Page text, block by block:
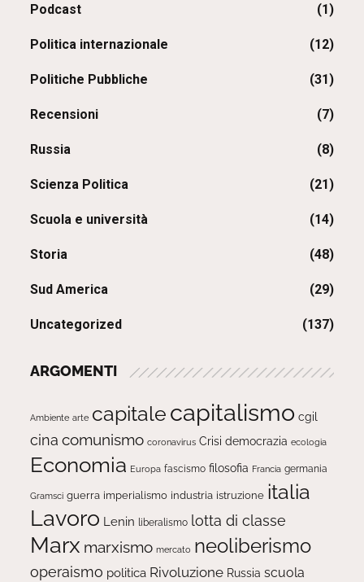
Podcast (1)
Politica internazionale (12)
Politiche Pubbliche (31)
Recensioni (7)
Russia (8)
Scienza Politica (21)
Scuola e università (14)
Storia (48)
Sud America (29)
Uncategorized (137)
ARGOMENTI
Ambiente arte capitale capitalismo cgil
cina comunismo coronavirus Crisi democrazia ecologia
Economia Europa fascismo filosofia Francia germania
Gramsci guerra imperialismo industria istruzione italia
Lavoro Lenin liberalismo lotta di classe
Marx marxismo mercato neoliberismo
operaismo politica Rivoluzione Russia scuola